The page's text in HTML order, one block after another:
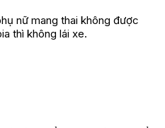
nữ mang thai không được
thì không lái xe.